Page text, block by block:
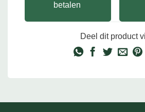
betalen
Deel dit product